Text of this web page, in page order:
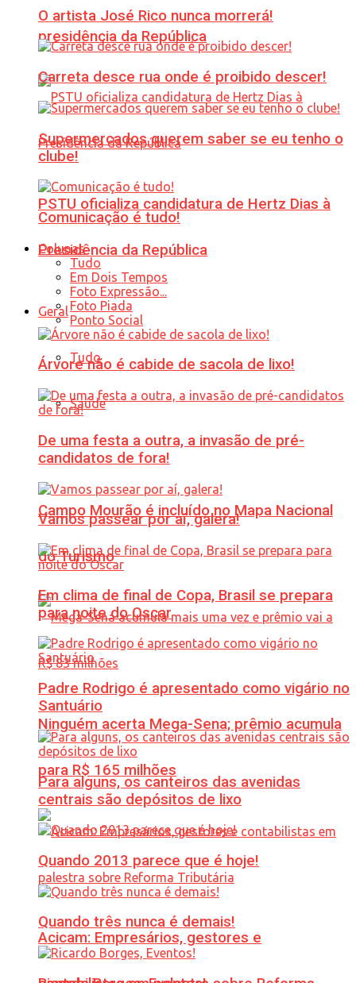
presidência da República
PSTU oficializa candidatura de Hertz Dias à
Presidência da República
Geral
Tudo
Saúde
Campo Mourão é incluído no Mapa Nacional
do Turismo
Ninguém acerta Mega-Sena; prêmio acumula
para R$ 165 milhões
Acicam: Empresários, gestores e
O artista José Rico nunca morrerá!
Carreta desce rua onde é proibido descer!
Supermercados querem saber se eu tenho o
clube!
Comunicação é tudo!
Colunas
Tudo
Em Dois Tempos
Foto Expressão...
Foto Piada
Ponto Social
Árvore não é cabide de sacola de lixo!
De uma festa a outra, a invasão de pré-
candidatos de fora!
Vamos passear por aí, galera!
Em clima de final de Copa, Brasil se prepara
para noite do Oscar
Padre Rodrigo é apresentado como vigário no
Santuário
Para alguns, os canteiros das avenidas
centrais são depósitos de lixo
Quando 2013 parece que é hoje!
Quando três nunca é demais!